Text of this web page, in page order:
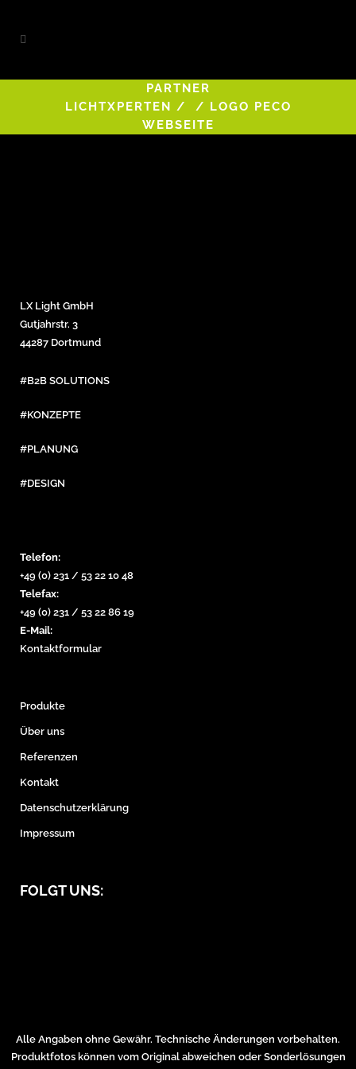
PARTNER
LICHTXPERTEN / / LOGO PECO
WEBSEITE
LX Light GmbH
Gutjahrstr. 3
44287 Dortmund
#B2B SOLUTIONS
#KONZEPTE
#PLANUNG
#DESIGN
Telefon:
+49 (0) 231 / 53 22 10 48
Telefax:
+49 (0) 231 / 53 22 86 19
E-Mail:
Kontaktformular
Produkte
Über uns
Referenzen
Kontakt
Datenschutzerklärung
Impressum
FOLGT UNS:
Alle Angaben ohne Gewähr. Technische Änderungen vorbehalten.
Produktfotos können vom Original abweichen oder Sonderlösungen